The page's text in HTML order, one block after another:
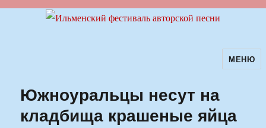
Ильменский фестиваль авторскойМЕНЮ
Южноуральцы несут на
кладбища крашеные яйца